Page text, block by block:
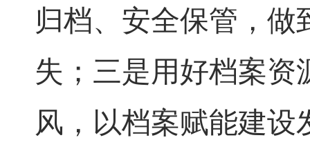
归档、安全保管，
失；三是用好档案资
风，以档案赋能建